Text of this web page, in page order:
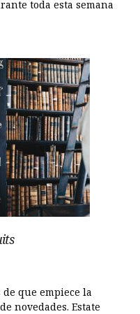
toda esta semana
de que empiece la
novedades. Estate